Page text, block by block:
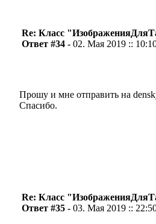
Re: Класс
Ответ #34 - 02. Мая 2019 ::
Прошу и мне отправить на
Спасибо.
Re: Класс
Ответ #35 - 03. Мая 2019 ::